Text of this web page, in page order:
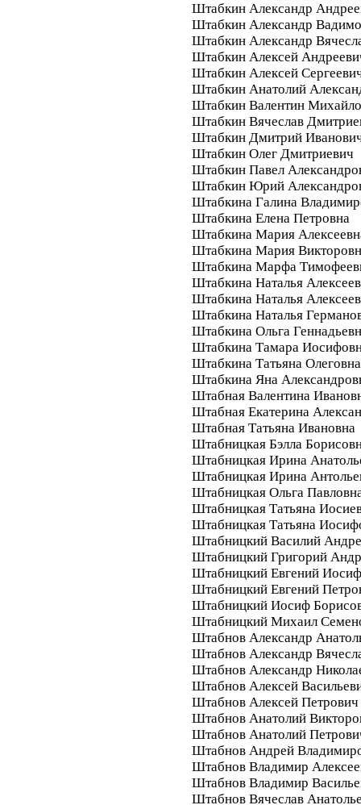
Штабкин Александр
Штабкин Александр
Штабкин Александр
Штабкин Алексей
Штабкин Алексей
Штабкин Анатолий
Штабкин Валентин
Штабкин Вячеслав
Штабкин Дмитрий
Штабкин Олег Дмитриевич
Штабкин Павел
Штабкин Юрий
Штабкина Галина
Штабкина Елена Петровна
Штабкина Мария
Штабкина Мария
Штабкина Марфа
Штабкина Наталья
Штабкина Наталья
Штабкина Наталья
Штабкина Ольга
Штабкина Тамара
Штабкина Татьяна Олеговна
Штабкина Яна
Штабная Валентина
Штабная Екатерина
Штабная Татьяна Ивановна
Штабницкая Бэлла
Штабницкая Ирина
Штабницкая Ирина
Штабницкая Ольга
Штабницкая Татьяна
Штабницкая Татьяна
Штабницкий Василий
Штабницкий Григорий
Штабницкий Евгений
Штабницкий Евгений
Штабницкий Иосиф
Штабницкий Михаил
Штабнов Александр
Штабнов Александр
Штабнов Александр
Штабнов Алексей
Штабнов Алексей Петрович
Штабнов Анатолий
Штабнов Анатолий
Штабнов Андрей
Штабнов Владимир
Штабнов Владимир
Штабнов Вячеслав